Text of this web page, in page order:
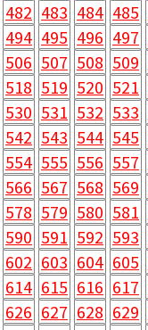
482 483 484 485
494 495 496 497
506 507 508 509
518 519 520 521
530 531 532 533
542 543 544 545
554 555 556 557
566 567 568 569
578 579 580 581
590 591 592 593
602 603 604 605
614 615 616 617
626 627 628 629